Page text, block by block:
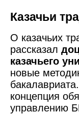
Казачьи
О казачьих
рассказал
казачьего
новые
концепция
управлению